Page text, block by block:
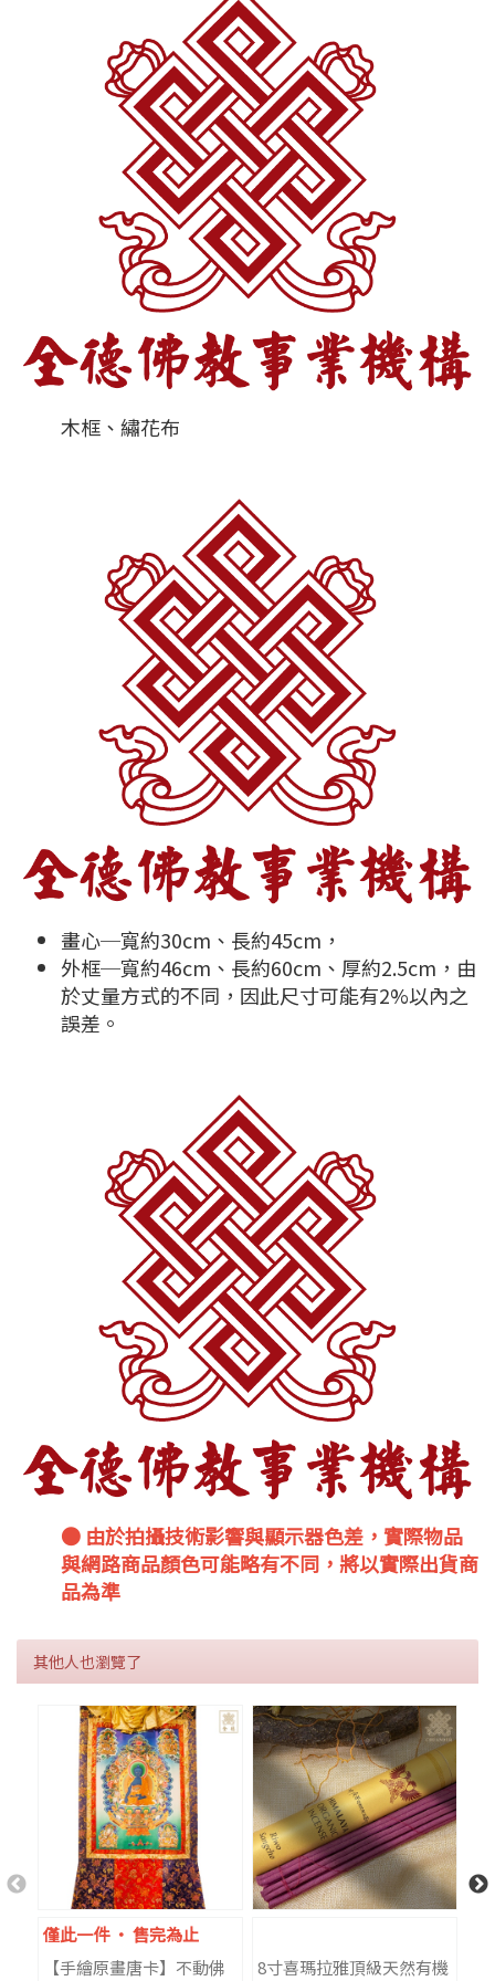
木框、繡花布
畫心─寬約30cm、長約45cm，
外框─寬約46cm、長約60cm、厚約2.5cm，由
於丈量方式的不同，因此尺寸可能有2%以內之
誤差。
● 由於拍攝技術影響與顯示器色差，實際物品
與網路商品顏色可能略有不同，將以實際出貨商
品為準
其他人也瀏覽了
僅此一件 ‧ 售完為止
【手繪原畫唐卡】不動佛
8寸喜瑪拉雅頂級天然有機